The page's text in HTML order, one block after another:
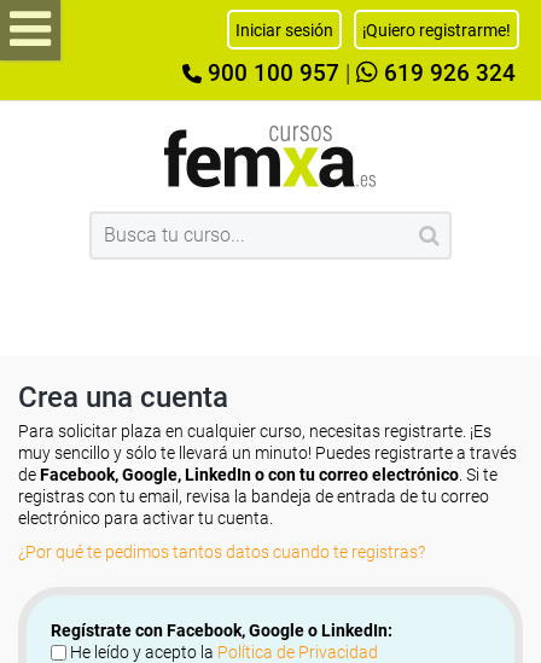
Iniciar sesión ¡Quiero registrarme!
900 100 957 619 926 324
Crea una cuenta
Para solicitar plaza en cualquier curso, necesitas registrarte. ¡Es
muy sencillo y sólo te llevará un minuto! Puedes registrarte a través
deFacebook, Google, LinkedIn o con tu correo electrónico . Si te
registras con tu email, revisa la bandeja de entrada de tu correo
electrónico para activar tu cuenta.
¿Por qué te pedimos tantos datos cuando te registras?
Regístrate con Facebook, Google o LinkedIn:
He leído y acepto la Política de Privacidad